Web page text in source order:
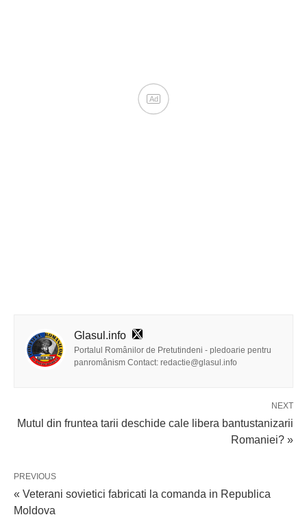
Glasul.info
Portalul Românilor de Pretutindeni - pledoarie pentru
panromânism Contact: redactie@glasul.info
NEXT
Mutul din fruntea tarii deschide cale libera bantustanizarii
Romaniei? »
PREVIOUS
« Veterani sovietici fabricati la comanda in Republica
Moldova